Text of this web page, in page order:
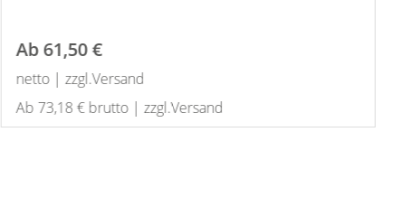
Ab61,50 €
netto | zzgl.Versand
Ab 73,18 € brutto | zzgl.Versand